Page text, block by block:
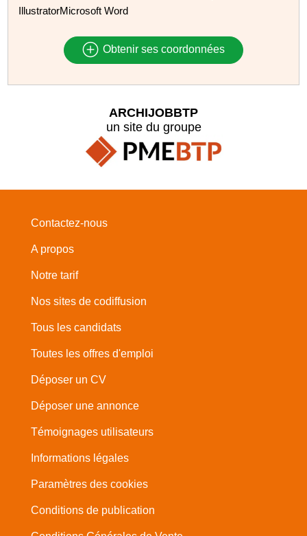
IllustratorMicrosoft Word
Obtenir ses coordonnées
ARCHIJOBBTP
un site du groupe
Contactez-nous
A propos
Notre tarif
Nos sites de codiffusion
Tous les candidats
Toutes les offres d'emploi
Déposer un CV
Déposer une annonce
Témoignages utilisateurs
Informations légales
Paramètres des cookies
Conditions de publication